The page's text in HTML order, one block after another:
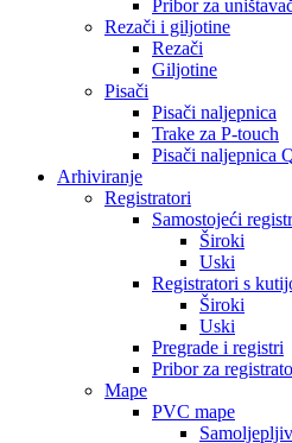
Pribor za
Rezači i giljotine
Rezači
Giljotine
Pisači
Pisači naljepnica
Trake za P-touch
Pisači naljepnica
Arhiviranje
Registratori
Samostojeći
Široki
Uski
Registratori s
Široki
Uski
Pregrade i registri
Pribor za
Mape
PVC mape